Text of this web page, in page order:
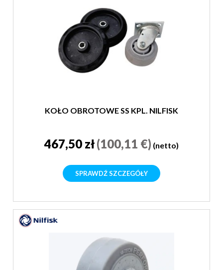
KOŁO OBROTOWE SS KPL. NILFISK
467,50 zł(100,11 €) (netto)
SPRAWDŹ SZCZEGÓŁY